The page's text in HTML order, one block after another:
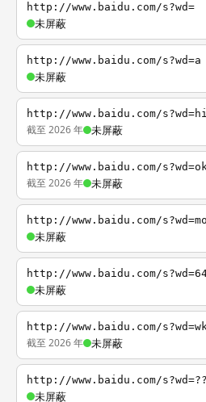
http://www.baidu.com/s?wd=
未屏蔽
http://www.baidu.com/s?wd=a
未屏蔽
http://www.baidu.com/s?wd=hi
截至 2026 年 未屏蔽
http://www.baidu.com/
截至 2026 年 未屏蔽
http://www.baidu.com/s?wd=mo
未屏蔽
http://www.baidu.com/
未屏蔽
http://www.baidu.com/
截至 2026 年 未屏蔽
http://www.baidu.com/s?wd=??
未屏蔽